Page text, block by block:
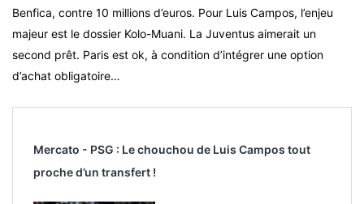
Benfica, contre 10 millions d’euros. Pour Luis Campos, l’enjeu
majeur est le dossier Kolo-Muani. La Juventus aimerait un
second prêt. Paris est ok, à condition d’intégrer une option
d’achat obligatoire…
Mercato - PSG : Le chouchou de Luis Campos tout
proche d’un transfert !